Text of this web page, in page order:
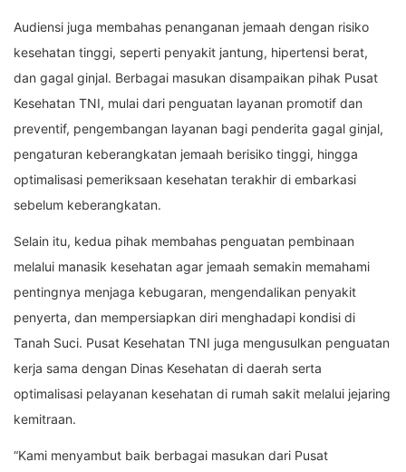
Audiensi juga membahas penanganan jemaah dengan risiko
kesehatan tinggi, seperti penyakit jantung, hipertensi berat,
dan gagal ginjal. Berbagai masukan disampaikan pihak Pusat
Kesehatan TNI, mulai dari penguatan layanan promotif dan
preventif, pengembangan layanan bagi penderita gagal ginjal,
pengaturan keberangkatan jemaah berisiko tinggi, hingga
optimalisasi pemeriksaan kesehatan terakhir di embarkasi
sebelum keberangkatan.
Selain itu, kedua pihak membahas penguatan pembinaan
melalui manasik kesehatan agar jemaah semakin memahami
pentingnya menjaga kebugaran, mengendalikan penyakit
penyerta, dan mempersiapkan diri menghadapi kondisi di
Tanah Suci. Pusat Kesehatan TNI juga mengusulkan penguatan
kerja sama dengan Dinas Kesehatan di daerah serta
optimalisasi pelayanan kesehatan di rumah sakit melalui jejaring
kemitraan.
“Kami menyambut baik berbagai masukan dari Pusat